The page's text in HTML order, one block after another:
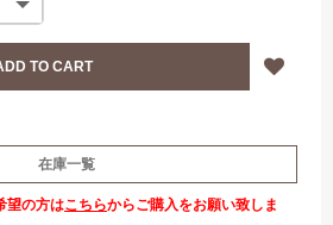
在庫一覧
望の方はこちらからご購入をお願い致しま